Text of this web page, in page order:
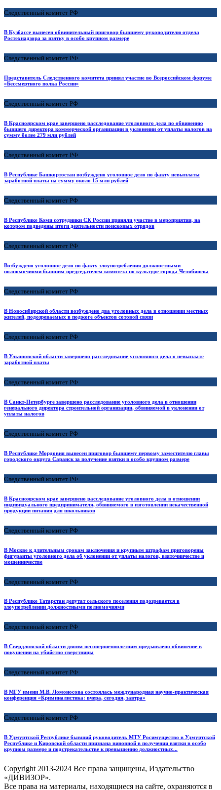
Следственный комитет РФ
В Кузбассе вынесен обвинительный приговор бывшему руководителю отдела
Ростехнадзора за взятку в особо крупном размере
Следственный комитет РФ
Представитель Следственного комитета принял участие во Всероссийском форуме
«Бессмертного полка России»
Следственный комитет РФ
В Красноярском крае завершено расследование уголовного дела по обвинению
бывшего директора коммерческой организации в уклонении от уплаты налогов на
сумму более 279 млн рублей
Следственный комитет РФ
В Республике Башкортостан возбуждено уголовное дело по факту невыплаты
заработной платы на сумму около 15 млн рублей
Следственный комитет РФ
В Республике Коми сотрудники СК России приняли участие в мероприятии, на
котором подведены итоги деятельности поисковых отрядов
Следственный комитет РФ
Возбуждено уголовное дело по факту злоупотребления должностными
полномочиями бывшим председателем комитета по культуре города Челябинска
Следственный комитет РФ
В Новосибирской области возбуждено два уголовных дела в отношении местных
жителей, подозреваемых в поджоге объектов сотовой связи
Следственный комитет РФ
В Ульяновской области завершено расследование уголовного дела о невыплате
заработной платы
Следственный комитет РФ
В Санкт-Петербурге завершено расследование уголовного дела в отношении
генерального директора строительной организации, обвиняемой в уклонении от
уплаты налогов
Следственный комитет РФ
В Республике Мордовия вынесен приговор бывшему первому заместителю главы
городского округа Саранск за получение взятки в особо крупном размере
Следственный комитет РФ
В Красноярском крае завершено расследование уголовного дела в отношении
индивидуального предпринимателя, обвиняемого в изготовлении некачественной
продукции питания для школьников
Следственный комитет РФ
В Москве к длительным срокам заключения и крупным штрафам приговорены
фигуранты уголовного дела об уклонении от уплаты налогов, взяточничестве и
мошенничестве
Следственный комитет РФ
В Республике Татарстан депутат сельского поселения подозревается в
злоупотреблении должностными полномочиями
Следственный комитет РФ
В Свердловской области двоим несовершеннолетним предъявлено обвинение в
покушении на убийство сверстницы
Следственный комитет РФ
В МГУ имени М.В. Ломоносова состоялась международная научно-практическая
конференция «Криминалистика: вчера, сегодня, завтра»
Следственный комитет РФ
В Удмуртской Республике бывший руководитель МТУ Росимущество в Удмуртской
Республике и Кировской области признана виновной в получении взятки в особо
крупном размере и подстрекательстве к превышению должностных...
Copyright 2013-2024 Все права защищены, Издательство
«ДИВИЗОР».
Все права на материалы, находящиеся на сайте, охраняются в